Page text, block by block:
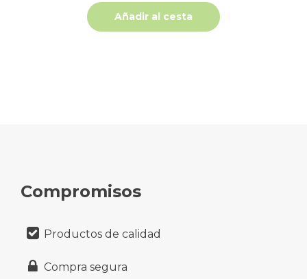
Añadir al cesta
Compromisos
Productos de calidad
Compra segura